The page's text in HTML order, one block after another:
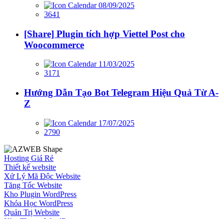
08/09/2025
3641
[Share] Plugin tích hợp Viettel Post cho
Woocommerce
11/03/2025
3171
Hướng Dẫn Tạo Bot Telegram Hiệu Quả Từ A-
Z
17/07/2025
2790
Hosting Giá Rẻ
Thiết kế website
Xử Lý Mã Độc Website
Tăng Tốc Website
Kho Plugin WordPress
Khóa Học WordPress
Quản Trị Website